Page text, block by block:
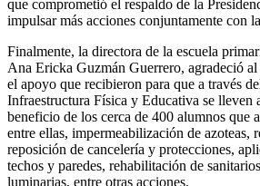
que comprometió el respaldo de la
impulsar más acciones conjuntamente con
Finalmente, la directora de la escuela
Ana Ericka Guzmán Guerrero, agradeció
el apoyo que recibieron para que a través
Infraestructura Física y Educativa se lleven
beneficio de los cerca de 400 alumnos que
entre ellas, impermeabilización de azoteas,
reposición de cancelería y protecciones,
techos y paredes, rehabilitación de
luminarias, entre otras acciones.